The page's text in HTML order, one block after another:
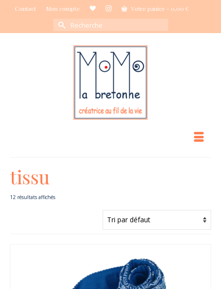
Contact Mon compte Votre panier - 0,00 €
Rechercher :
tissu
12 résultats affichés